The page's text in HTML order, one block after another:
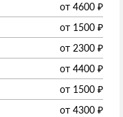
от 4600 ₽
от 1500 ₽
от 2300 ₽
от 4400 ₽
от 1500 ₽
от 4300 ₽